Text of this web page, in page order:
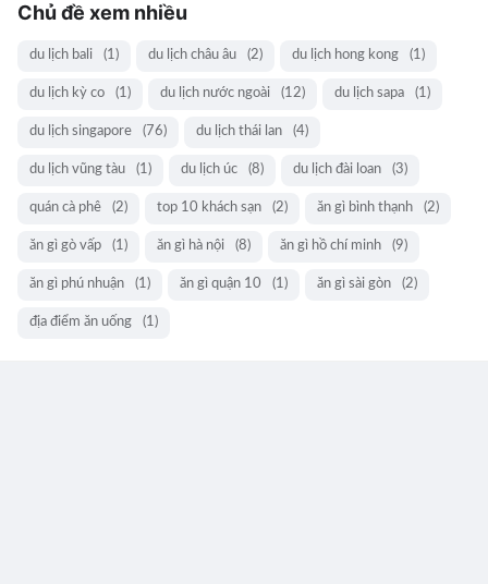
Chủ đề xem nhiều
du lịch bali (1) du lịch châu âu (2) du lịch hong kong (1)
du lịch kỳ co (1) du lịch nước ngoài (12) du lịch sapa (1)
du lịch singapore (76) du lịch thái lan (4)
du lịch vũng tàu (1) du lịch úc (8) du lịch đài loan (3)
quán cà phê (2) top 10 khách sạn (2) ăn gì bình thạnh (2)
ăn gì gò vấp (1) ăn gì hà nội (8) ăn gì hồ chí minh (9)
ăn gì phú nhuận (1) ăn gì quận 10 (1) ăn gì sài gòn (2)
địa điểm ăn uống (1)